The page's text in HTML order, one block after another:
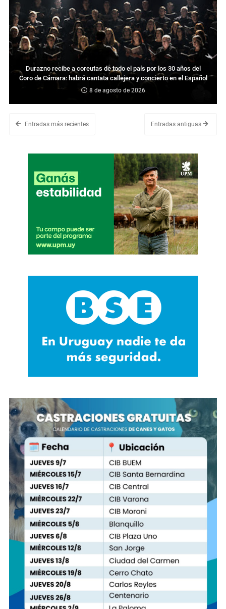
Durazno recibe a coreutas de todo el país por los 30 años del
Coro de Cámara: habrá cantata callejera y concierto en el Español
8 de agosto de 2026
Entradas más recientes Entradas antiguas